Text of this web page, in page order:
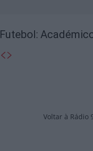
Futebol:
Voltar à Rádio